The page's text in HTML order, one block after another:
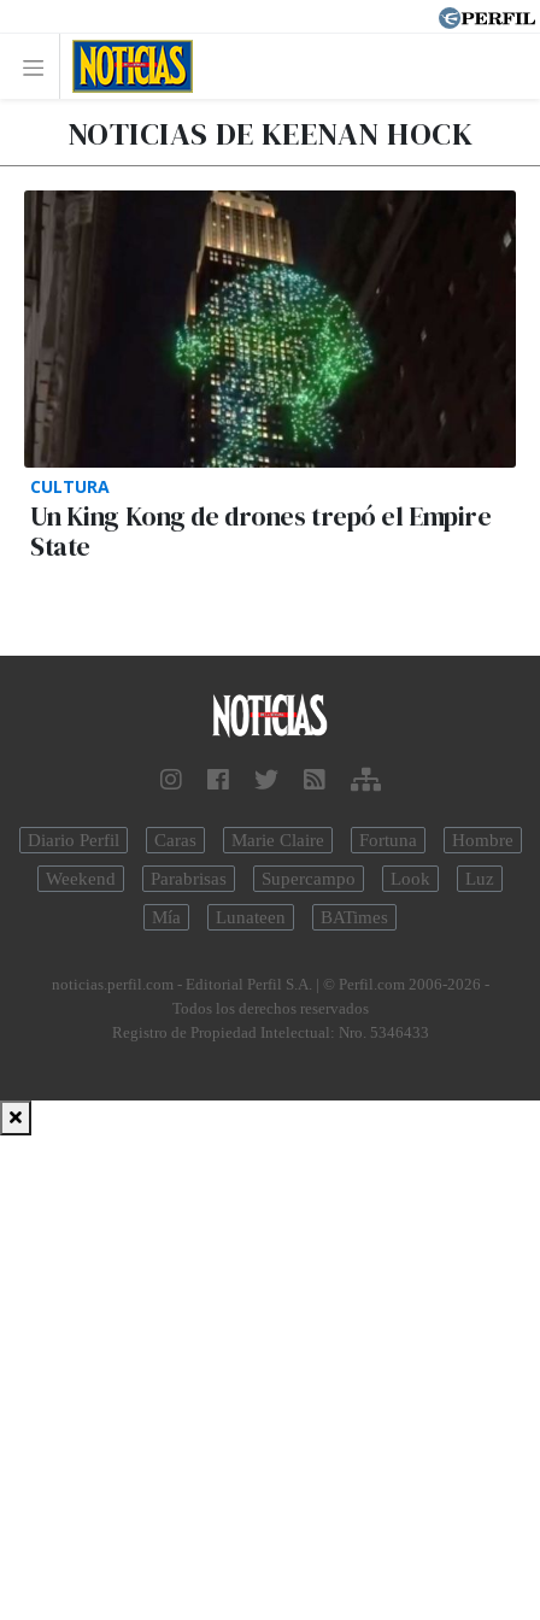
NOTICIAS DE KEENAN HOCK
CULTURA
Un King Kong de drones trepó el Empire
State
Diario Perfil Caras Marie Claire Fortuna
Hombre
Weekend
Parabrisas Supercampo Look
Luz
Mía
Lunateen BATimes
noticias.perfil.com - Editorial Perfil S.A. | © Perfil.com 2006-2026 -
Todos los derechos reservados
Registro de Propiedad Intelectual: Nro. 5346433